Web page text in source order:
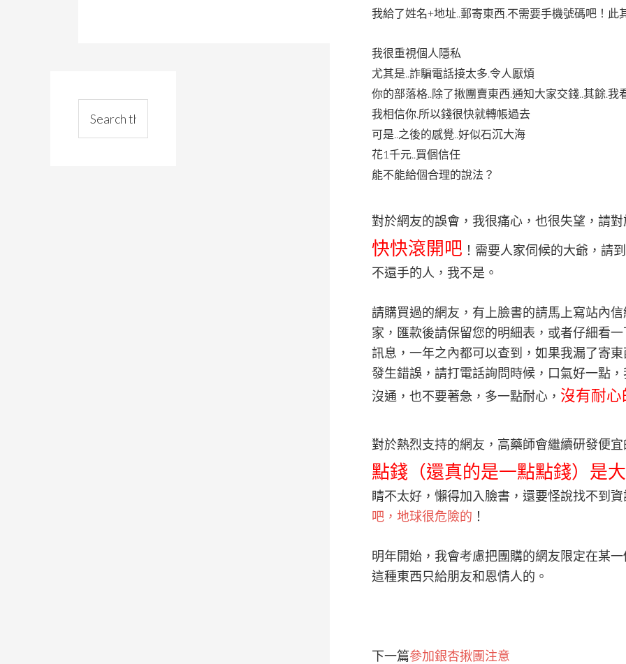
我給了姓名+地址..郵寄東西.不需要手機號碼吧！此
我很重視個人隱私
尤其是..詐騙電話接太多.令人厭煩
你的部落格..除了揪團賣東西.通知大家交錢..其餘.
我相信你.所以錢很快就轉帳過去
可是..之後的感覺..好似石沉大海
花1千元..買個信任
能不能給個合理的說法？
對於網友的誤會，我很痛心，也很失望，請對
快快滾開吧 ！需要人家伺候的大爺，請
不還手的人，我不是。
請購買過的網友，有上臉書的請馬上寫站內
家，匯款後請保留您的明細表，或者仔細看
訊息，一年之內都可以查到，如果我漏了寄
發生錯誤，請打電話詢問時候，口氣好一點
沒通，也不要著急，多一點耐心， 沒有耐
對於熱烈支持的網友，高藥師會繼續研發便
點錢（還真的是一點點錢）是
睛不太好，懶得加入臉書，還要怪說找不到
吧，地球很危險的 ！
明年開始，我會考慮把團購的網友限定在某
這種東西只給朋友和恩情人的。
下一篇參加銀杏揪團注意